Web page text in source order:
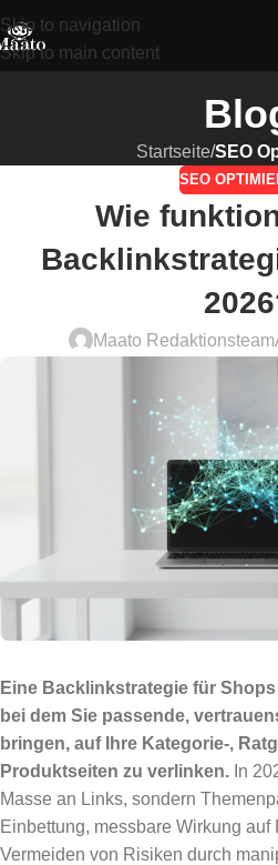
Skip to navigation
Skip to main content
Startseite/SEO
SEO
Wie
Maato Redaktionsteam
Eine Backlinkstrategie für
bei dem Sie passende,
bringen, auf Ihre Kategorie-,
Produktseiten zu verlinken. In
Masse an Links, sondern
Einbettung, messbare Wirkung
Vermeiden von Risiken durch